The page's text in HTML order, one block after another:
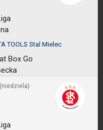
TOOLS Stal Mielec
Box Go